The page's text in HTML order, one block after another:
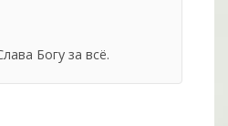
Богу за всё.